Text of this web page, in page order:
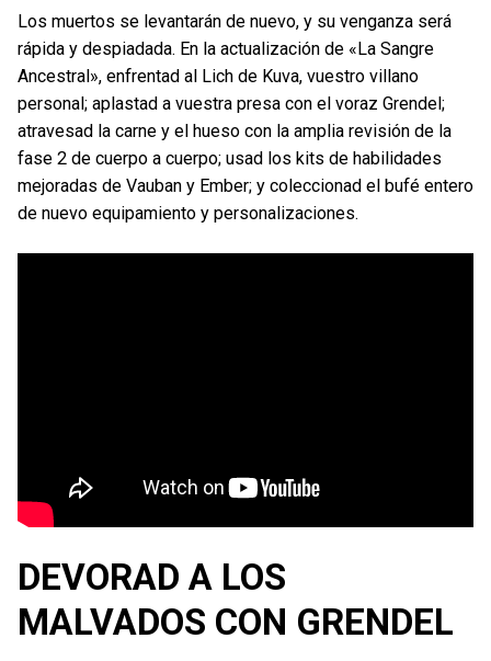
Los muertos se levantarán de nuevo, y su venganza será
rápida y despiadada. En la actualización de «La Sangre
Ancestral», enfrentad al Lich de Kuva, vuestro villano
personal; aplastad a vuestra presa con el voraz Grendel;
atravesad la carne y el hueso con la amplia revisión de la
fase 2 de cuerpo a cuerpo; usad los kits de habilidades
mejoradas de Vauban y Ember; y coleccionad el bufé entero
de nuevo equipamiento y personalizaciones.
DEVORAD A LOS
MALVADOS CON GRENDEL